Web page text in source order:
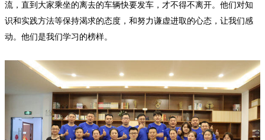
流，直到大家乘坐的离去的车辆快要发车，才不得不离开。他们对知
识和实践方法等保持渴求的态度，和努力谦虚进取的心态，让我们感
动。他们是我们学习的榜样。